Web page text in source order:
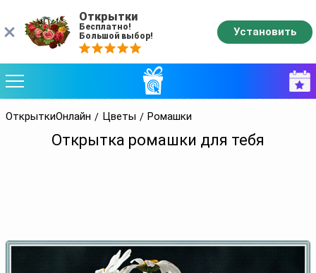
ОткрыткиОнлайн Цветы Ромашки
Открытка ромашки для тебя
Открытки
Бесплатно!
Большой выбор!
Установить